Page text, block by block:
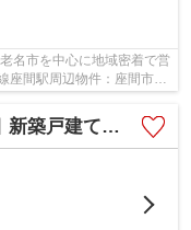
名市を中心に地域密着で営
座間駅周辺物件：座間市立
【仲介手数料無料】